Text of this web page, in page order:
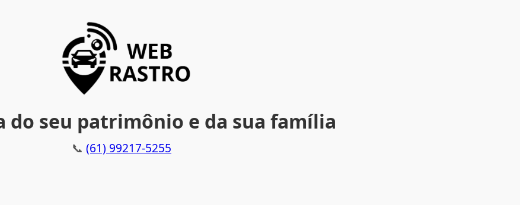
do seu patrimônio e da sua família
📞 (61) 99217-5255